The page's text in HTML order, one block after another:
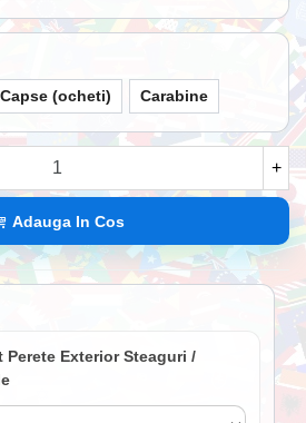
Capse (ocheti) Carabine
+
Adauga In Cos
Perete Exterior Steaguri /